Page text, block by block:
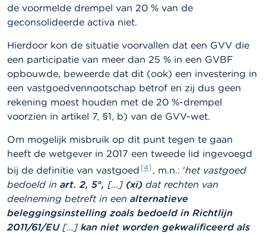
J
b
C
o
n
t
c
t
Z
o
e
k
de voormelde drempel van 20 % van de
geconsolideerde activa niet.
Hierdoor kon de situatie voorvallen dat een GVV die
een participatie van meer dan 25 % in een GVBF
opbouwde, beweerde dat dit (ook) een investering in
een vastgoedvennootschap betrof en zij dus geen
rekening moest houden met de 20 %-drempel
voorzien in artikel 7, §1, b) van de GVV-wet.
Om mogelijk misbruik op dit punt tegen te gaan
heeft de wetgever in 2017 een tweede lid ingevoegd
bij de definitie van vastgoed [4] , m.n.: 'het vastgoed
bedoeld in art. 2, 5°, […] (xi) dat rechten van
deelneming betreft in een alternatieve
beleggingsinstelling zoals bedoeld in Richtlijn
2011/61/EU[…] kan niet worden gekwalificeerd als